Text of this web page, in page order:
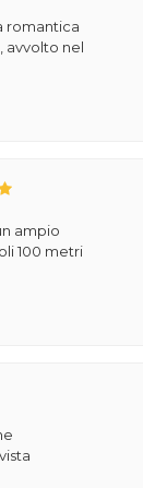
romantica
avvolto nel
ampio
100 metri